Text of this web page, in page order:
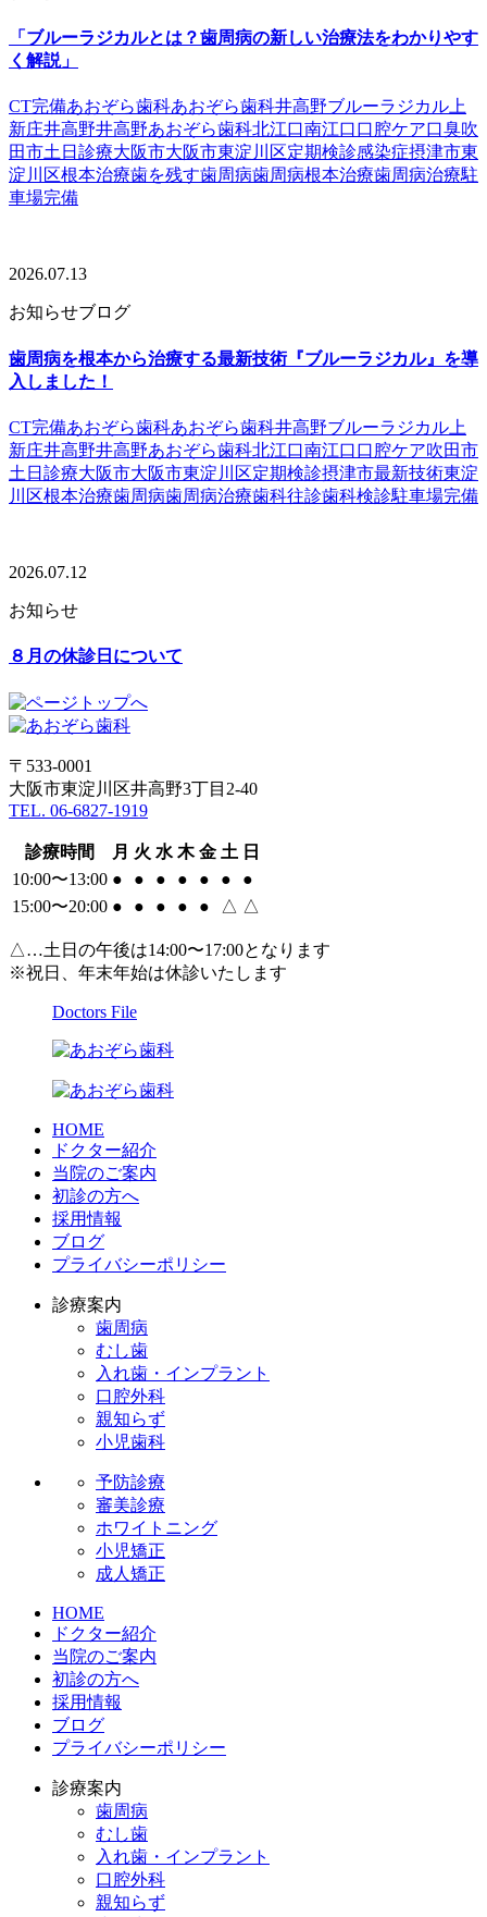
「ブルーラジカルとは？歯周病の新しい治療法をわかりやす
く解説」
CT完備あおぞら歯科あおぞら歯科井高野ブルーラジカル上
新庄井高野井高野あおぞら歯科北江口南江口口腔ケア口臭吹
田市土日診療大阪市大阪市東淀川区定期検診感染症摂津市東
淀川区根本治療歯を残す歯周病歯周病根本治療歯周病治療駐
車場完備
2026.07.13
お知らせブログ
歯周病を根本から治療する最新技術『ブルーラジカル』を導
入しました！
CT完備あおぞら歯科あおぞら歯科井高野ブルーラジカル 上
新庄井高野井高野あおぞら歯科北江口南江口口腔ケア吹田市
土日診療大阪市大阪市東淀川区定期検診摂津市最新技術東淀
川区根本治療歯周病歯周病治療歯科往診歯科検診駐車場完備
2026.07.12
お知らせ
８月の休診日について
〒533-0001
大阪市東淀川区井高野3丁目2-40
TEL. 06-6827-1919
診療時間 月 火 水 木 金 土 日
10:00〜13:00 ● ● ● ● ● ●
●
15:00〜20:00 ● ● ● ● ● △ △
△…土日の午後は14:00〜17:00となります
※祝日、年末年始は休診いたします
Doctors File
HOME
ドクター紹介
当院のご案内
初診の方へ
採用情報
ブログ
プライバシーポリシー
診療案内
歯周病
むし歯
入れ歯・インプラント
口腔外科
親知らず
小児歯科
予防診療
審美診療
ホワイトニング
小児矯正
成人矯正
HOME
ドクター紹介
当院のご案内
初診の方へ
採用情報
ブログ
プライバシーポリシー
診療案内
歯周病
むし歯
入れ歯・インプラント
口腔外科
親知らず